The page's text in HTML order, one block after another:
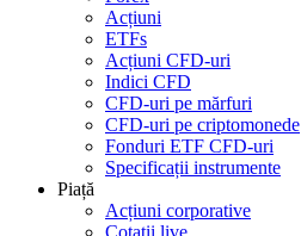
Acțiuni
ETFs
Acțiuni CFD-uri
Indici CFD
CFD-uri pe mărfuri
CFD-uri pe criptomonede
Fonduri ETF CFD-uri
Specificații instrumente
Piață
Acțiuni corporative